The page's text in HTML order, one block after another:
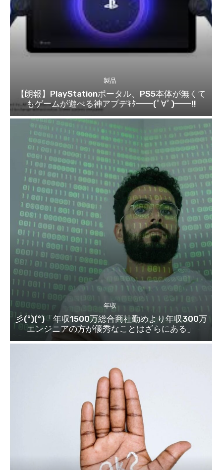
製品
【朗報】PlayStationポータル、PS5本体が無くて
もゲームが遊べる神アプデｷﾀ━━(ﾟ∀ﾟ)━━!!
年収
彡(°)(°)「年収1500万総合商社勤めより年収300万
エンジニアの方が優秀なことはざらにある」